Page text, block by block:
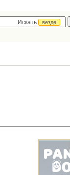
Искать
везде